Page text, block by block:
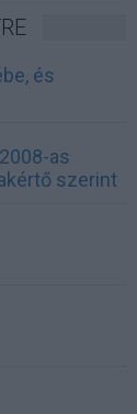
és
as
szerint